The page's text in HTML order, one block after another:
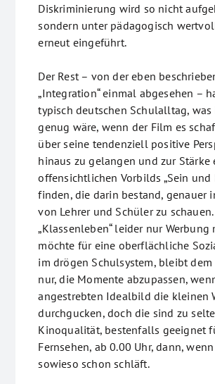
Diskriminierung wird so nicht
sondern unter pädagogisch
erneut eingeführt.
Der Rest – von der eben
„Integration“ einmal abgesehen –
typisch deutschen Schulalltag, was
genug wäre, wenn der Film es
über seine tendenziell positive
hinaus zu gelangen und zur Stärke
offensichtlichen Vorbilds „Sein und
finden, die darin bestand, genauer
von Lehrer und Schüler zu
„Klassenleben“ leider nur Werbung
möchte für eine oberflächliche
im drögen Schulsystem, bleibt dem
nur, die Momente abzupassen,
angestrebten Idealbild die kleinen
durchgucken, doch die sind zu
Kinoqualität, bestenfalls geeignet
Fernsehen, ab 0.00 Uhr, dann,
sowieso schon schläft.